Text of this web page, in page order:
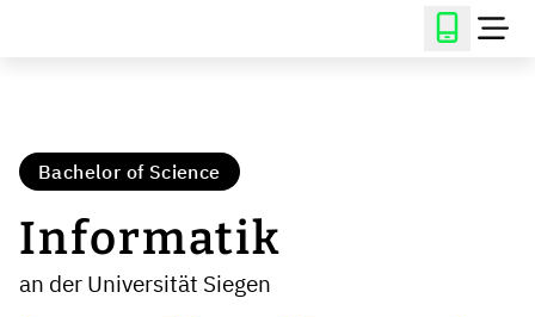
Bachelor of Science
Informatik
an der Universität Siegen